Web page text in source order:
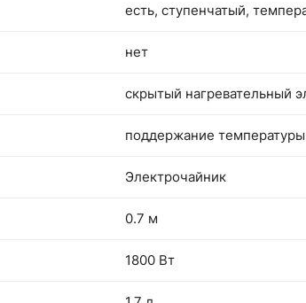
есть, ступенчатый,
нет
скрытый нагревательный
поддержание
Электрочайник
0.7 м
1800 Вт